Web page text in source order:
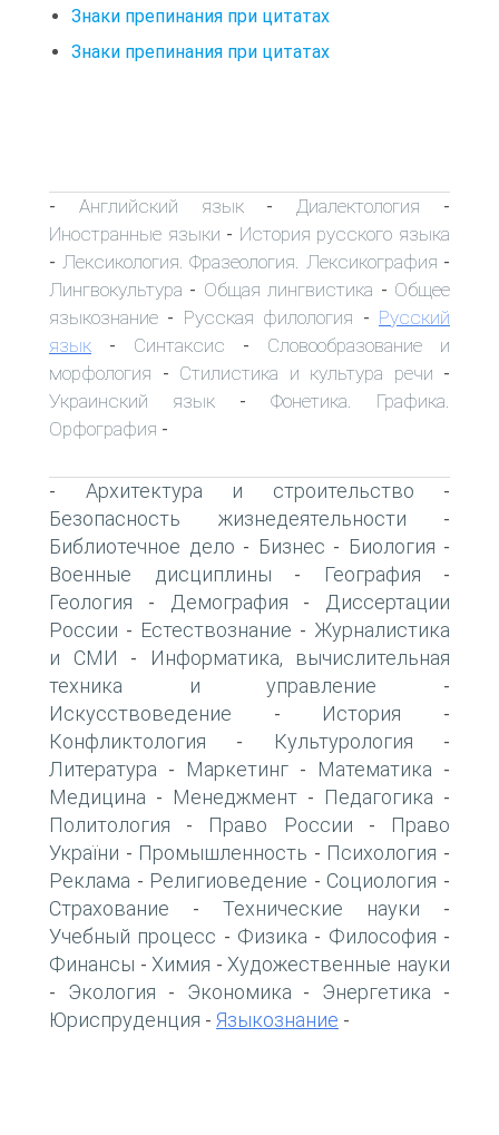
Знаки препинания при цитатах
Знаки препинания при цитатах
- Английский язык- Диалектология -
Иностранные языки - История русского языка
- Лексикология. Фразеология. Лексикография -
Лингвокультура - Общая лингвистика - Общее
языкознание - Русская филология - Русский
язык - Синтаксис - Словообразование и
морфология - Стилистика и культура речи -
Украинский язык - Фонетика. Графика.
Орфография -
- Архитектура и строительство -
Безопасность жизнедеятельности -
Библиотечное дело - Бизнес - Биология -
Военные дисциплины - География -
Геология - Демография -
Диссертации
России - Естествознание - Журналистика
и СМИ -
Информатика, вычислительная
техника и управление -
Искусствоведение - История -
Конфликтология - Культурология -
Литература - Маркетинг - Математика -
Медицина - Менеджмент - Педагогика -
Политология - Право России -
Право
України - Промышленность - Психология -
Реклама - Религиоведение - Социология -
Страхование - Технические науки -
Учебный процесс - Физика - Философия -
Финансы - Химия - Художественные науки
- Экология - Экономика - Энергетика -
Юриспруденция - Языкознание -